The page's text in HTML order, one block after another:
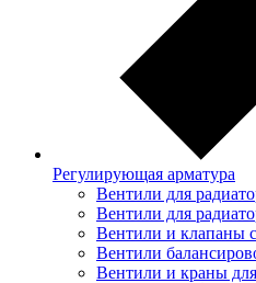
Регулирующая арматура
Вентили для
Вентили для
Вентили и клапаны
Вентили
Вентили и краны